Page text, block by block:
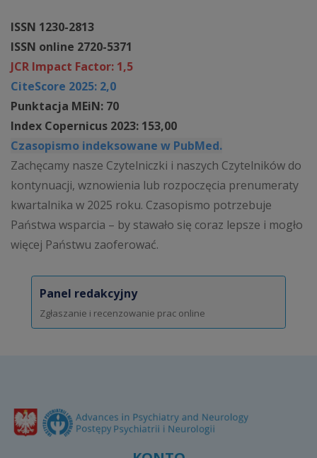
ISSN 1230-2813
ISSN online 2720-5371
JCR Impact Factor: 1,5
CiteScore 2025: 2,0
Punktacja MEiN: 70
Index Copernicus 2023: 153,00
Czasopismo indeksowane w PubMed.
Zachęcamy nasze Czytelniczki i naszych Czytelników do
kontynuacji, wznowienia lub rozpoczęcia prenumeraty
kwartalnika w 2025 roku. Czasopismo potrzebuje
Państwa wsparcia – by stawało się coraz lepsze i mogło
więcej Państwu zaoferować.
Panel redakcyjny
Zgłaszanie i recenzowanie prac online